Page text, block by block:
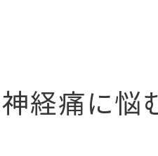
経痛に悩